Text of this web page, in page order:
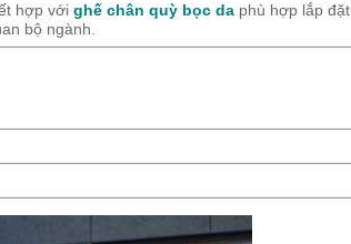
hợp vớighế chân quỳ bọc da phù hợp lắp đặt
bộ ngành.